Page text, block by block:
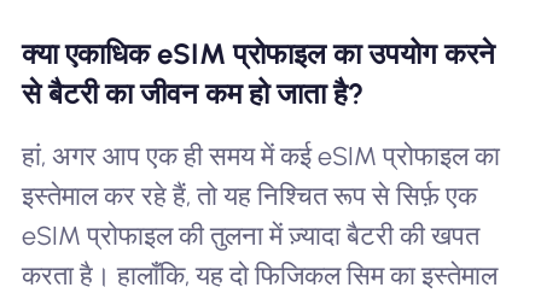
क्या एकाधिक eSIM प्रोफाइल का उपयोग करने
से बैटरी का जीवन कम हो जाता है?
हां, अगर आप एक ही समय में कई eSIM प्रोफाइल का
इस्तेमाल कर रहे हैं, तो यह निश्चित रूप से सिर्फ़ एक
eSIM प्रोफाइल की तुलना में ज़्यादा बैटरी की खपत
करता है। हालाँकि, यह दो फिजिकल सिम का इस्तेमाल